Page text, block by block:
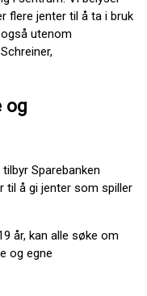
flere jenter til å ta i bruk
utenom
og
Sparebanken
å gi jenter som spiller
år, kan alle søke om
og egne